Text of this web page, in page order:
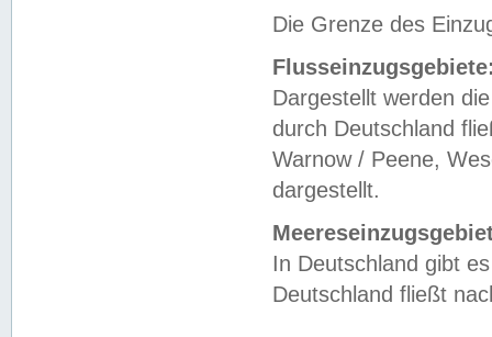
Die Grenze des
Dargestellt werden
durch Deutschland
Warnow / Peene,
dargestellt.
In Deutschland gibt
Deutschland fließt